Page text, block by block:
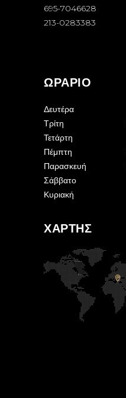
695-7046628
213-0283383
ΩΡΑΡΙΟ
Δευτέρα
Τρίτη
Τετάρτη
Πέμπτη
Παρασκευή
Σάββατο
Κυριακή
ΧΑΡΤΗΣ